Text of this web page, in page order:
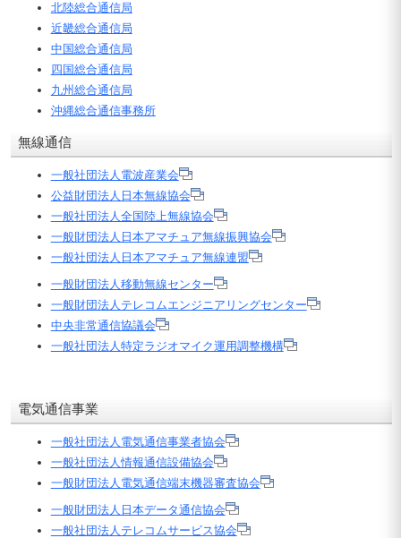
北陸総合通信局
近畿総合通信局
中国総合通信局
四国総合通信局
九州総合通信局
沖縄総合通信事務所
無線通信
一般社団法人電波産業会
公益財団法人日本無線協会
一般社団法人全国陸上無線協会
一般財団法人日本アマチュア無線振興協会
一般社団法人日本アマチュア無線連盟
一般財団法人移動無線センター
一般財団法人テレコムエンジニアリングセンター
中央非常通信協議会
一般社団法人特定ラジオマイク運用調整機構
電気通信事業
一般社団法人電気通信事業者協会
一般社団法人情報通信設備協会
一般財団法人電気通信端末機器審査協会
一般財団法人日本データ通信協会
一般社団法人テレコムサービス協会